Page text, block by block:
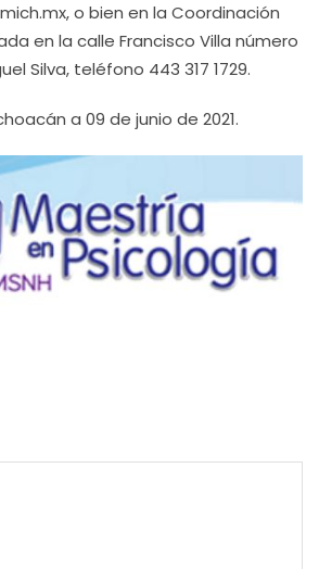
o bien en la Coordinación
en la calle Francisco Villa número
Silva, teléfono 443 317 1729.
a 09 de junio de 2021.